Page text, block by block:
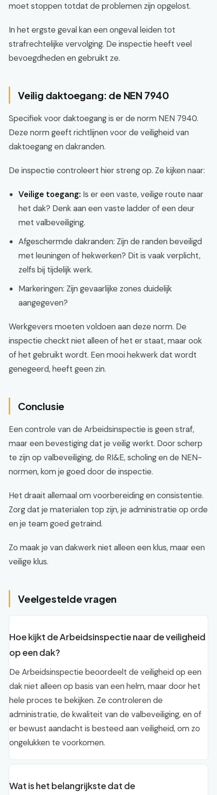
moet stoppen totdat de problemen zijn opgelost.
In het ergste geval kan een ongeval leiden tot
strafrechtelijke vervolging. De inspectie heeft veel
bevoegdheden en gebruikt ze.
Veilig daktoegang: de NEN 7940
Specifiek voor daktoegang is er de norm NEN 7940.
Deze norm geeft richtlijnen voor de veiligheid van
daktoegang en dakranden.
De inspectie controleert hier streng op. Ze kijken naar:
Veilige toegang: Is er een vaste, veilige route naar
het dak? Denk aan een vaste ladder of een deur
met valbeveiliging.
Afgeschermde dakranden: Zijn de randen beveiligd
met leuningen of hekwerken? Dit is vaak verplicht,
zelfs bij tijdelijk werk.
Markeringen: Zijn gevaarlijke zones duidelijk
aangegeven?
Werkgevers moeten voldoen aan deze norm. De
inspectie checkt niet alleen of het er staat, maar ook
of het gebruikt wordt. Een mooi hekwerk dat wordt
genegeerd, heeft geen zin.
Conclusie
Een controle van de Arbeidsinspectie is geen straf,
maar een bevestiging dat je veilig werkt. Door scherp
te zijn op valbeveiliging, de RI&E, scholing en de NEN-
normen, kom je goed door de inspectie.
Het draait allemaal om voorbereiding en consistentie.
Zorg dat je materialen top zijn, je administratie op orde
en je team goed getraind.
Zo maak je van dakwerk niet alleen een klus, maar een
veilige klus.
Veelgestelde vragen
Hoe kijkt de Arbeidsinspectie naar de veiligheid
op een dak?
De Arbeidsinspectie beoordeelt de veiligheid op een
dak niet alleen op basis van een helm, maar door het
hele proces te bekijken. Ze controleren de
administratie, de kwaliteit van de valbeveiliging, en of
er bewust aandacht is besteed aan veiligheid, om zo
ongelukken te voorkomen.
Wat is het belangrijkste dat de